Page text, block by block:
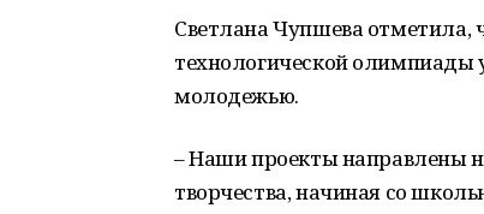
Светлана Чупшева отметила,
технологической
молодежью.
– Наши проекты направлены
творчества, начиная со